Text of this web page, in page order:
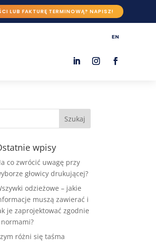
LUB FAKTURĘ TERMINOWĄ? NAPISZ!
EN
wpisy
co zwrócić uwagę przy
głowicy drukującej?
odzieżowe – jakie
muszą zawierać i
je zaprojektować zgodnie
różni się taśma